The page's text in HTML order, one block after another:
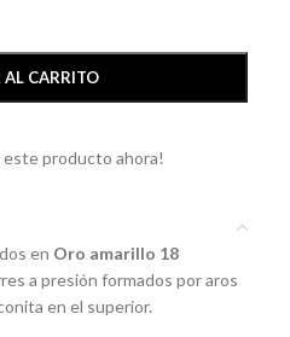
CARRITO
este producto ahora!
en Oro amarillo 18
a presión formados por aros
en el superior.